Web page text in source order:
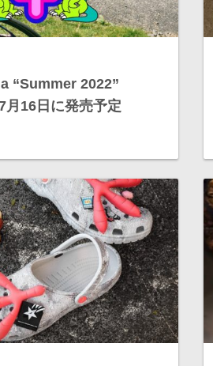
“Summer 2022”
月16日に発売予定